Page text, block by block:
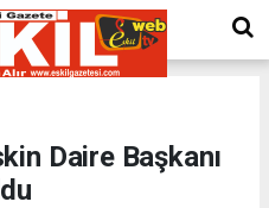
Daire Başkanı